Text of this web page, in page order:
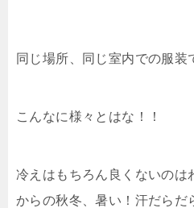
同じ場所、同じ室内での服装
こんなに様々とはな！！
冷えはもちろん良くないのは
からの秋冬、暑い！汗だらだ